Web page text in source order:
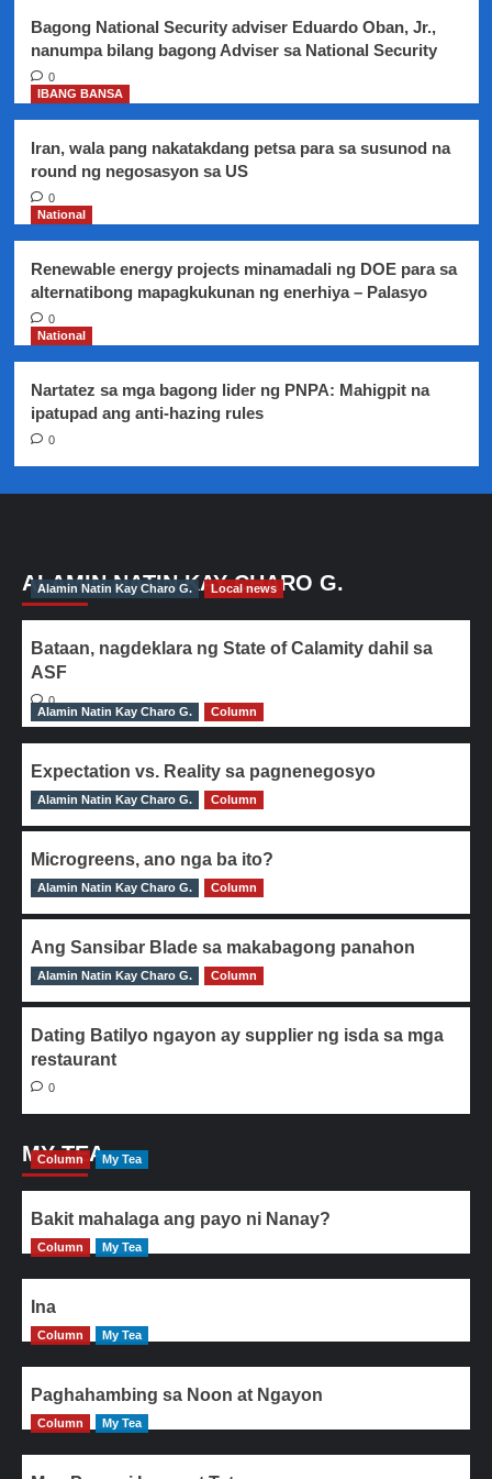
Bagong National Security adviser Eduardo Oban, Jr.,
nanumpa bilang bagong Adviser sa National Security
0
IBANG BANSA
Iran, wala pang nakatakdang petsa para sa susunod na
round ng negosasyon sa US
0
National
Renewable energy projects minamadali ng DOE para sa
alternatibong mapagkukunan ng enerhiya – Palasyo
0
National
Nartatez sa mga bagong lider ng PNPA: Mahigpit na
ipatupad ang anti-hazing rules
0
ALAMIN NATIN KAY CHARO G.
Alamin Natin Kay Charo G. Local news
Bataan, nagdeklara ng State of Calamity dahil sa
ASF
0
Alamin Natin Kay Charo G.
Column
Expectation vs. Reality sa pagnenegosyo
0
Alamin Natin Kay Charo G. Column
Microgreens, ano nga ba ito?
0
Alamin Natin Kay Charo G. Column
Ang Sansibar Blade sa makabagong panahon
0
Alamin Natin Kay Charo G. Column
Dating Batilyo ngayon ay supplier ng isda sa mga
restaurant
0
MY TEA
Column My Tea
Bakit mahalaga ang payo ni Nanay?
Column My Tea
Ina
Column My Tea
Paghahambing sa Noon at Ngayon
Column My Tea